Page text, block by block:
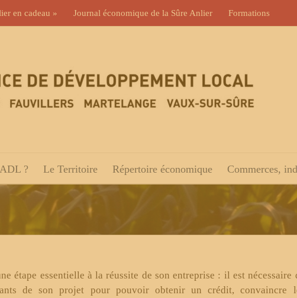
en cadeau » Journal économique de la Sûre Anlier Formations
? Le Territoire Répertoire économique Commerces,
étape essentielle à la réussite de son entreprise : il est nécessaire
de son projet pour pouvoir obtenir un crédit, convaincre